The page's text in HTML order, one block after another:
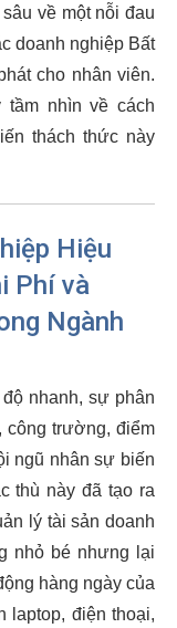
về một nỗi đau
doanh nghiệp Bất
cho nhân viên.
tầm nhìn về cách
thách thức này
Hiệu
Phí và
Ngành
nhanh, sự phân
công trường, điểm
ngũ nhân sự biến
thù này đã tạo ra
lý tài sản doanh
nhỏ bé nhưng lại
hàng ngày của
laptop, điện thoại,